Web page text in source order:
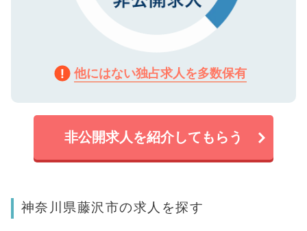
他にはない独占求人を多数保有
非公開求人を紹介してもらう
神奈川県藤沢市の求人を探す